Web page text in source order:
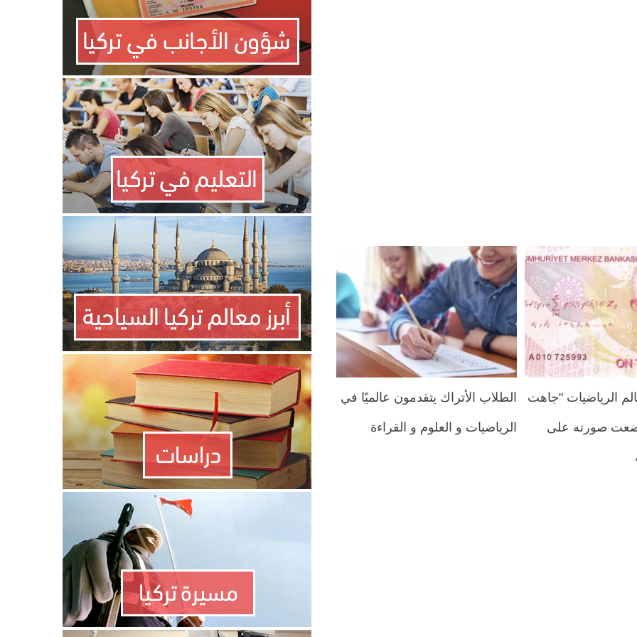
الرياضيات "جاهت
صورته على
الطلاب الأتراك يتقدمون عالميًا في
الرياضيات و العلوم و القراءة